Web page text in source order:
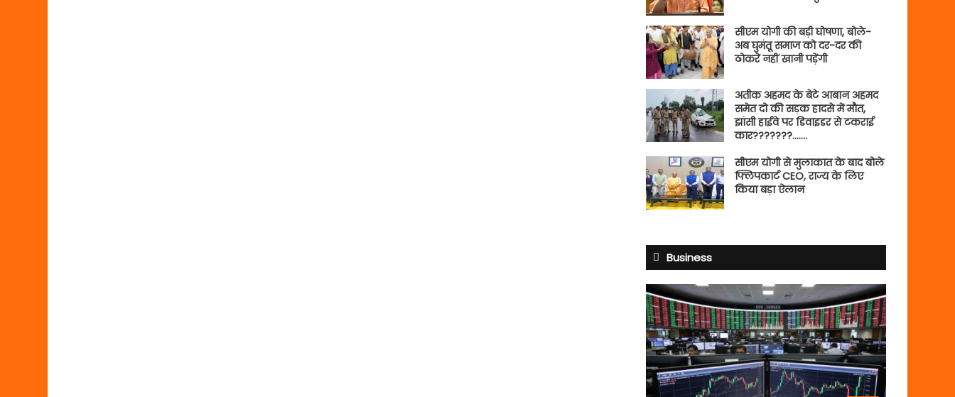
सीएम योगी की बड़ी घोषणा, बोले-
अब घुमंतू समाज को दर-दर की
ठोकरें नहीं खानी पड़ेंगी
अतीक अहमद के बेटे आबान अहमद
समेत दो की सड़क हादसे में मौत,
झांसी हाईवे पर डिवाइडर से टकराई
कार???????…….
सीएम योगी से मुलाकात के बाद बोले
फ्लिपकार्ट CEO, राज्य के लिए
किया बड़ा ऐलान
Business